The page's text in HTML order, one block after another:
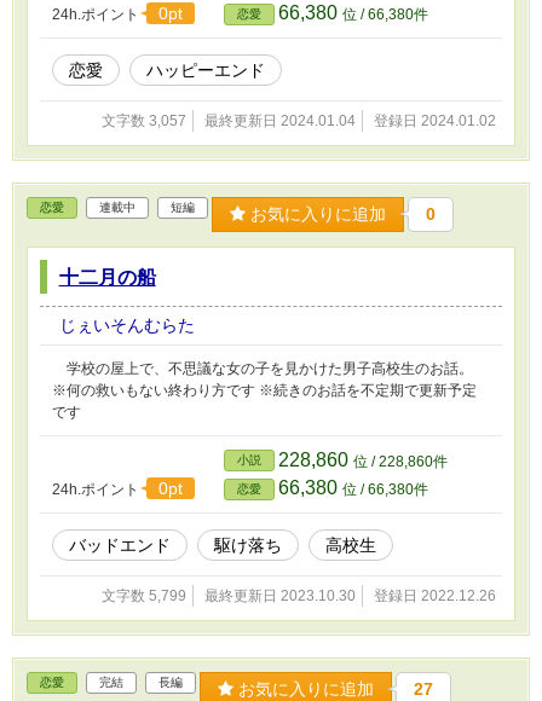
24h.ポイント 0pt 恋愛 66,380 位 / 66,380件
恋愛 ハッピーエンド
文字数 3,057 最終更新日 2024.01.04 登録日 2024.01.02
恋愛 連載中 短編 お気に入りに追加 0
十二月の船
じぇいそんむらた
学校の屋上で、不思議な女の子を見かけた男子高校生のお話。
※何の救いもない終わり方です ※続きのお話を不定期で更新予定
です
24h.ポイント 0pt
小説 228,860 位 / 228,860件
恋愛 66,380 位 / 66,380件
バッドエンド 駆け落ち 高校生
文字数 5,799 最終更新日 2023.10.30 登録日 2022.12.26
恋愛 完結 長編 お気に入りに追加 27